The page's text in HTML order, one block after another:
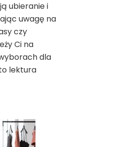
ubieranie i
uwagę na
czy
Ci na
dla
lektura